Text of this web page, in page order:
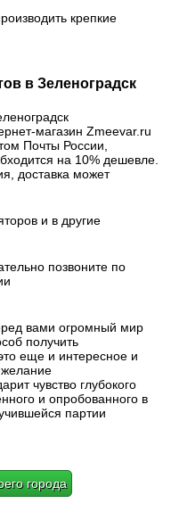
крепкие
в Зеленоградск
магазин Zmeevar.ru
Почты России,
на 10% дешевле.
доставка может
и в другие
позвоните по
вами огромный мир
получить
еще и интересное и
чувство глубокого
и опробованного в
партии
города